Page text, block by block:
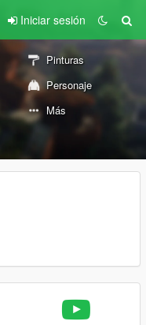
Iniciar sesión
Pinturas
Personaje
Más